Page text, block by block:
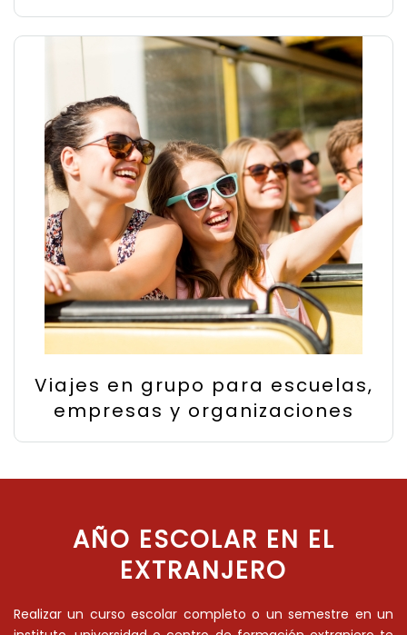
Viajes en grupo para escuelas,
empresas y organizaciones
AÑO ESCOLAR EN EL
EXTRANJERO
Realizar un curso escolar completo o un semestre en un